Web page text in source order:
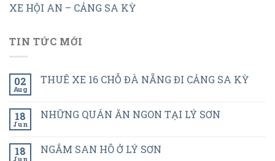
XE HỘI AN – CẢNG SA KỲ
TIN TỨC MỚI
02
Aug
THUÊ XE 16 CHỖ ĐÀ NẴNG ĐI CẢNG SA KỲ
18
Jun
NHỮNG QUÁN ĂN NGON TẠI LÝ SƠN
18
Jun
NGẮM SAN HÔ Ở LÝ SƠN